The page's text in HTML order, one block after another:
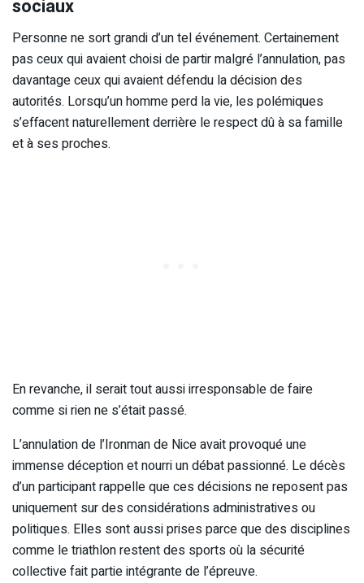
sociaux
Personne ne sort grandi d’un tel événement. Certainement
pas ceux qui avaient choisi de partir malgré l’annulation, pas
davantage ceux qui avaient défendu la décision des
autorités. Lorsqu’un homme perd la vie, les polémiques
s’effacent naturellement derrière le respect dû à sa famille
et à ses proches.
En revanche, il serait tout aussi irresponsable de faire
comme si rien ne s’était passé.
L’annulation de l’Ironman de Nice avait provoqué une
immense déception et nourri un débat passionné. Le décès
d’un participant rappelle que ces décisions ne reposent pas
uniquement sur des considérations administratives ou
politiques. Elles sont aussi prises parce que des disciplines
comme le triathlon restent des sports où la sécurité
collective fait partie intégrante de l’épreuve.